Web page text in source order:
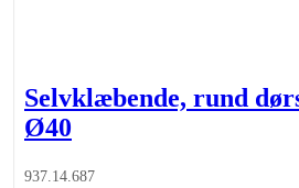
Selvklæbende, rund
Ø40
937.14.687